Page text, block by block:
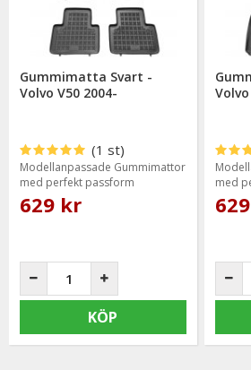
Gummimatta Svart -
Volvo V50 2004-
(1 st)
Modellanpassade Gummimattor
med perfekt passform
629 kr
KÖP
med